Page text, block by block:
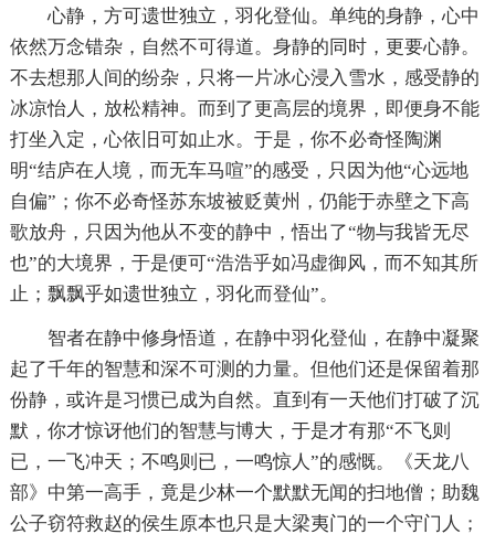
心静，方可遗世独立，羽化登仙。单纯的身静，心中
依然万念错杂，自然不可得道。身静的同时，更要心静。
不去想那人间的纷杂，只将一片冰心浸入雪水，感受静的
冰凉怡人，放松精神。而到了更高层的境界，即便身不能
打坐入定，心依旧可如止水。于是，你不必奇怪陶渊
明“结庐在人境，而无车马喧”的感受，只因为他“心远地
自偏”；你不必奇怪苏东坡被贬黄州，仍能于赤壁之下高
歌放舟，只因为他从不变的静中，悟出了“物与我皆无尽
也”的大境界，于是便可“浩浩乎如冯虚御风，而不知其所
止；飘飘乎如遗世独立，羽化而登仙”。
智者在静中修身悟道，在静中羽化登仙，在静中凝聚
起了千年的智慧和深不可测的力量。但他们还是保留着那
份静，或许是习惯已成为自然。直到有一天他们打破了沉
默，你才惊讶他们的智慧与博大，于是才有那“不飞则
已，一飞冲天；不鸣则已，一鸣惊人”的感慨。《天龙八
部》中第一高手，竟是少林一个默默无闻的扫地僧；助魏
公子窃符救赵的侯生原本也只是大梁夷门的一个守门人；